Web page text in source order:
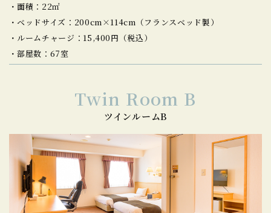
面積：22㎡
ベッドサイズ：200cm×114cm（フランスベッド製）
ルームチャージ：15,400円（税込）
部屋数：67室
Twin Room B
ツインルームB